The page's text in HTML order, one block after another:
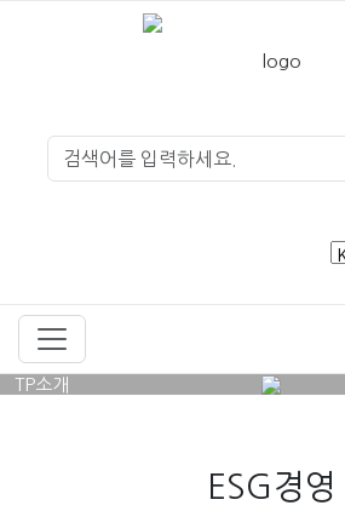
TP소개
ESG경영